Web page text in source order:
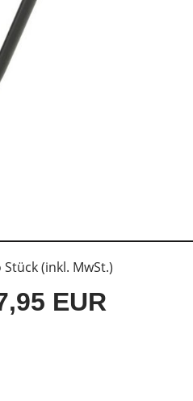
(inkl. MwSt.)
EUR